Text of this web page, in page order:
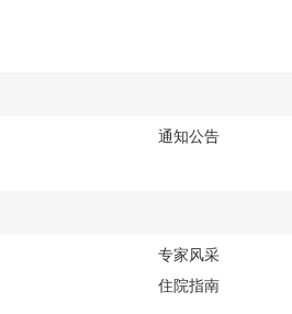
通知公告
专家风采
住院指南